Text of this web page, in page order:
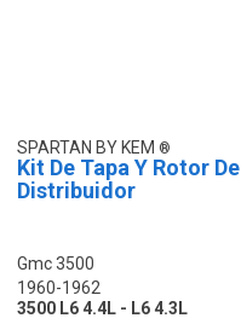
SPARTAN BY KEM
Kit De Tapa Y Rotor De
Distribuidor
Gmc 3500
1960-1962
3500 L6 4.4L - L6 4.3L